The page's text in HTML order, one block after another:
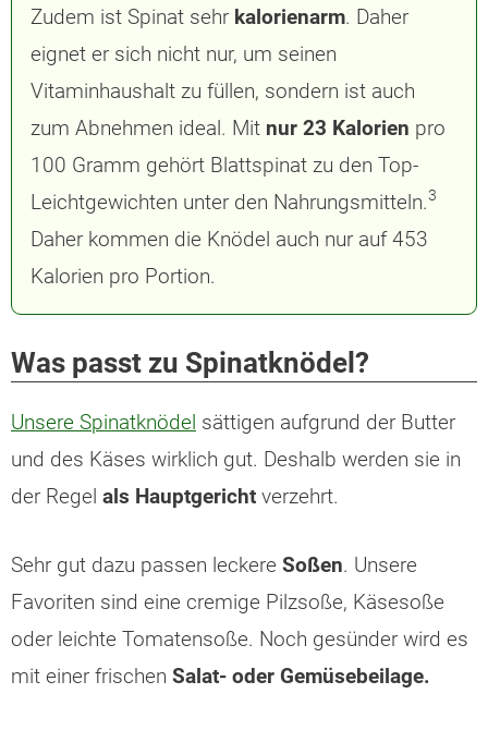
Zudem ist Spinat sehr kalorienarm. Daher
eignet er sich nicht nur, um seinen
Vitaminhaushalt zu füllen, sondern ist auch
zum Abnehmen ideal. Mit nur 23 Kalorien pro
100 Gramm gehört Blattspinat zu den Top-
Leichtgewichten unter den Nahrungsmitteln.3
Daher kommen die Knödel auch nur auf 453
Kalorien pro Portion.
Was passt zu Spinatknödel?
Unsere Spinatknödel sättigen aufgrund der Butter
und des Käses wirklich gut. Deshalb werden sie in
der Regel als Hauptgericht verzehrt.
Sehr gut dazu passen leckere Soßen. Unsere
Favoriten sind eine cremige Pilzsoße, Käsesoße
oder leichte Tomatensoße. Noch gesünder wird es
mit einer frischen Salat- oder Gemüsebeilage.